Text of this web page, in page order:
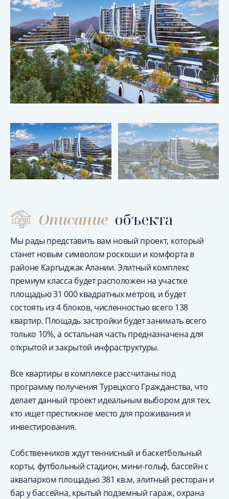
Описание объекта
Мы рады представить вам новый проект, который
станет новым символом роскоши и комфорта в
районе Каргыджак Алании. Элитный комплекс
премиум класса будет расположен на участке
площадью 31 000 квадратных метров, и будет
состоять из 4 блоков, численностью всего 138
квартир. Площадь застройки будет занимать всего
только 10%, а остальная часть предназначена для
открытой и закрытой инфраструктуры.
Все квартиры в комплексе рассчитаны под
программу получения Турецкого Гражданства, что
делает данный проект идеальным выбором для тех,
кто ищет престижное место для проживания и
инвестирования.
Собственников ждут теннисный и баскетбольный
корты, футбольный стадион, мини-гольф, бассейн с
аквапарком площадью 381 кв.м, элитный ресторан и
бар у бассейна, крытый подземный гараж, охрана